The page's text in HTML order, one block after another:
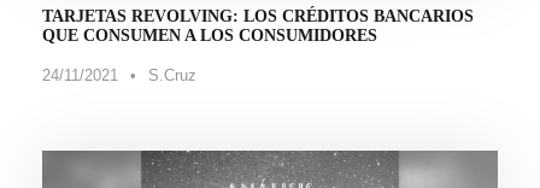
TARJETAS REVOLVING: LOS CRÉDITOS BANCARIOS
QUE CONSUMEN A LOS CONSUMIDORES
24/11/2021 • S.Cruz